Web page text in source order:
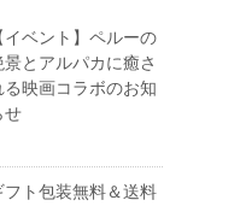
イベント】ペルーの
景とアルパカに癒さ
る映画コラボのお知
せ
フト包装無料＆送料